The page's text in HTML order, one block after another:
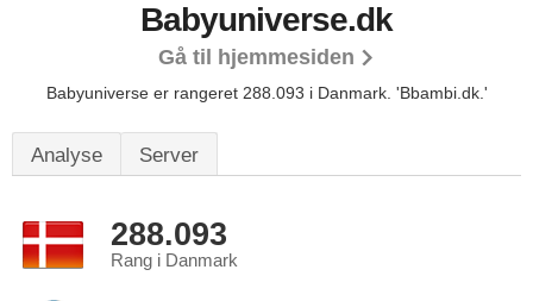
Babyuniverse.dk
Gå til hjemmesiden
Babyuniverse er rangeret 288.093 i Danmark. 'Bbambi.dk.'
Analyse Server
288.093
Rang i Danmark